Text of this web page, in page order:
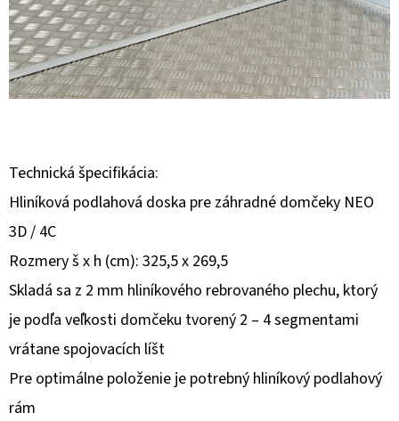
Technická špecifikácia:
Hliníková podlahová doska pre záhradné domčeky NEO
3D / 4C
Rozmery š x h (cm): 325,5 x 269,5
Skladá sa z 2 mm hliníkového rebrovaného plechu, ktorý
je podľa veľkosti domčeku tvorený 2 – 4 segmentami
vrátane spojovacích líšt
Pre optimálne položenie je potrebný hliníkový podlahový
rám
T
E
N
S
Ť
?
HĽADAŤ